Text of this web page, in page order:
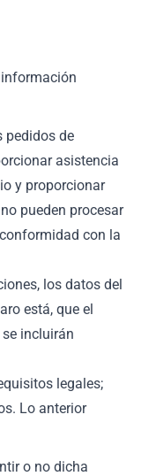
pedidos de
asistencia
y proporcionar
pueden procesar
con la
los datos del
está, que el
incluirán
legales;
Lo anterior
o no dicha